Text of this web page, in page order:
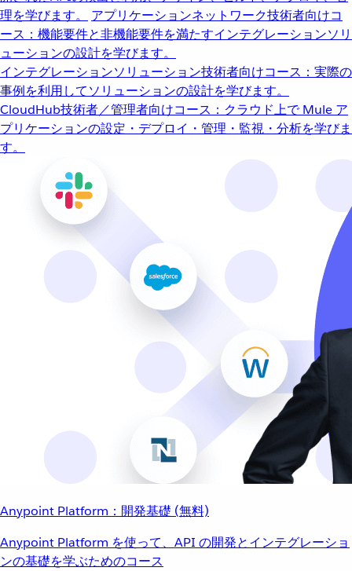
理を学びます。
アプリケーションネットワーク技術者向けコ
ース：機能要件と非機能要件を満たすインテグレーションソリ
ューションの設計を学びます。
インテグレーションソリューション技術者向けコース：実際の
事例を利用してソリューションの設計を学びます。
CloudHub技術者／管理者向けコース：クラウド上で Mule ア
プリケーションの設定・デプロイ・管理・監視・分析を学びま
す。
Anypoint Platform：開発基礎 (無料)
Anypoint Platform を使って、API の開発とインテグレーショ
ンの基礎を学ぶためのコース